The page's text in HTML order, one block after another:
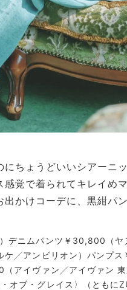
ちょうどいいシアーニ
感覚で着られてキレイめ
出かけコーデに、黒紺パ
デニムパンツ￥30,800（
ケ╱アンビリオン）パンプ
（アイヴァン╱アイヴァン
オブ・グレイス〉（とも